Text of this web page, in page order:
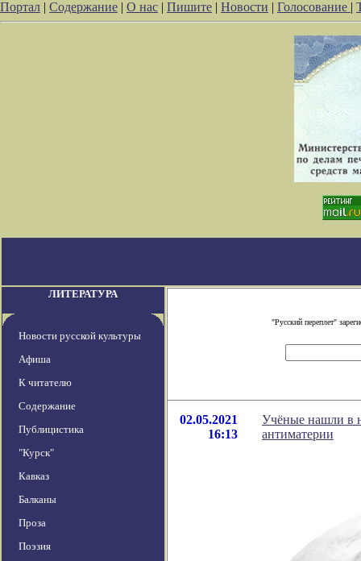
Портал | Содержание | О нас | Пишите | Новости | Голосование |
ЛИТЕРАТУРА
Новости русской культуры
Афиша
К читателю
Содержание
Публицистика
"Курск"
Кавказ
Балканы
Проза
Поэзия
"Русский переплет"
02.05.2021
16:13
Учёные нашли в
антиматерии